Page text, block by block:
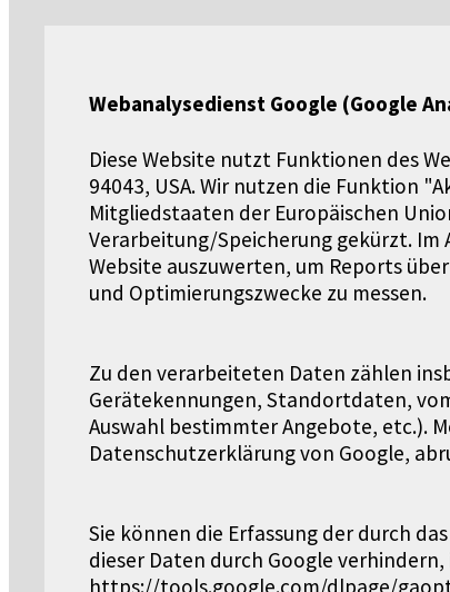
Webanalysedienst Google (Google
Diese Website nutzt Funktionen des
94043, USA. Wir nutzen die Funktion
Mitgliedstaaten der Europäischen
Verarbeitung/Speicherung gekürzt. Im
Website auszuwerten, um Reports
und Optimierungszwecke zu messen.
Zu den verarbeiteten Daten zählen
Gerätekennungen, Standortdaten,
Auswahl bestimmter Angebote, etc.).
Datenschutzerklärung von Google,
Sie können die Erfassung der durch
dieser Daten durch Google
https://tools.google.com/dlpage/